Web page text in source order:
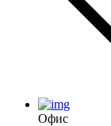
Офис